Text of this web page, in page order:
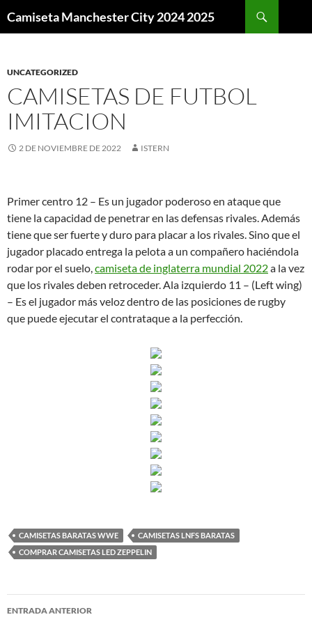
Camiseta Manchester City 2024 2025
UNCATEGORIZED
CAMISETAS DE FUTBOL
IMITACION
2 DE NOVIEMBRE DE 2022 ISTERN
Primer centro 12 – Es un jugador poderoso en ataque que
tiene la capacidad de penetrar en las defensas rivales. Además
tiene que ser fuerte y duro para placar a los rivales. Sino que el
jugador placado entrega la pelota a un compañero haciéndola
rodar por el suelo,camiseta de inglaterra mundial 2022a la vez
que los rivales deben retroceder. Ala izquierdo 11 – (Left wing)
– Es el jugador más veloz dentro de las posiciones de rugby
que puede ejecutar el contrataque a la perfección.
CAMISETAS BARATAS WWE
CAMISETAS LNFS BARATAS
COMPRAR CAMISETAS LED ZEPPELIN
Navegación
ENTRADA ANTERIOR